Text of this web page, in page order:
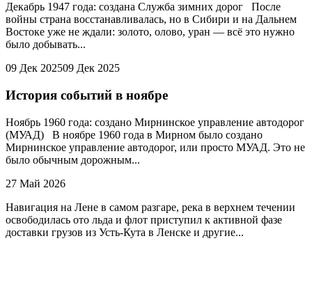
Декабрь 1947 года: создана Служба зимних дорог После
войны страна восстанавливалась, но в Сибири и на Дальнем
Востоке уже не ждали: золото, олово, уран — всё это нужно
было добывать...
09 Дек 202509 Дек 2025
История событий в ноябре
Ноябрь 1960 года: создано Мирнинское управление автодорог
(МУАД) В ноябре 1960 года в Мирном было создано
Мирнинское управление автодорог, или просто МУАД. Это не
было обычным дорожным...
27 Май 2026
Навигация на Лене в самом разгаре, река в верхнем течении
освободилась ото льда и флот приступил к активной фазе
доставки грузов из Усть-Кута в Ленске и другие...